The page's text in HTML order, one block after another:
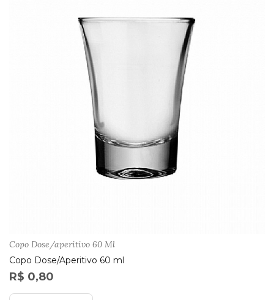
Copo Dose/aperitivo 60 Ml
Copo Dose/Aperitivo 60 ml
R$ 0,80